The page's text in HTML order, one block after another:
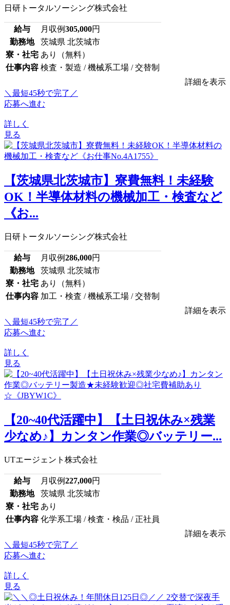
日研トータルソーシング株式会社
給与 月収例305,000円
勤務地
茨城県 北茨城市
寮・社宅 あり（無料）
仕事内容 検査・製造 / 機械系工場 / 交替制
詳細を表示
＼最短45秒で完了／
応募へ進む
詳しく
見る
【茨城県北茨城市】寮費無料！未経験
OK！半導体材料の機械加工・検査など
《お...
日研トータルソーシング株式会社
給与 月収例286,000円
勤務地
茨城県 北茨城市
寮・社宅 あり（無料）
仕事内容 加工・検査 / 機械系工場 / 交替制
詳細を表示
＼最短45秒で完了／
応募へ進む
詳しく
見る
【20~40代活躍中】【土日祝休み×残業
少なめ♪】カンタン作業◎バッテリー...
UTエージェント株式会社
給与 月収例227,000円
勤務地
茨城県 北茨城市
寮・社宅 あり
仕事内容 化学系工場 / 検査・検品 / 正社員
詳細を表示
＼最短45秒で完了／
応募へ進む
詳しく
見る